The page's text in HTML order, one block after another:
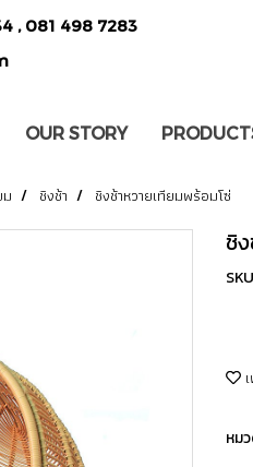
, 081 498 7283
OUR STORY
ชิงช้า ชิงช้าหวายเทียมพร้อมโซ่
ชิ
หม